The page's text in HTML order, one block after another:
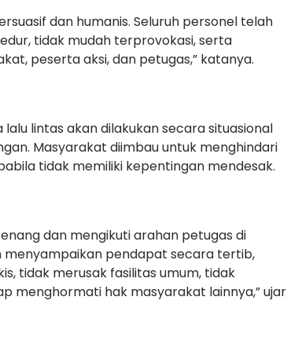
dan humanis. Seluruh personel telah
tidak mudah terprovokasi, serta
peserta aksi, dan petugas,” katanya.
lintas akan dilakukan secara situasional
Masyarakat diimbau untuk menghindari
tidak memiliki kepentingan mendesak.
dan mengikuti arahan petugas di
menyampaikan pendapat secara tertib,
tidak merusak fasilitas umum, tidak
menghormati hak masyarakat lainnya,” ujar